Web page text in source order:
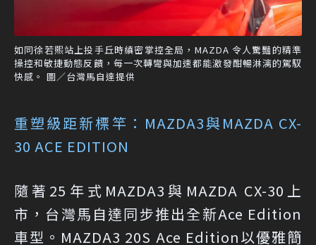
如同徐若熙站上投手丘時縝密掌控全局，MAZDA 令人驚豔的精準
操控和敏捷動態反饋，每一次轉彎與加速都能激發酣暢淋漓的駕馭
快感。 圖／台灣馬自達提供
重塑級距新標竿：MAZDA3與MAZDA CX-
30 ACE EDITION
隨著25年式MAZDA3與MAZDA CX-30上
市，台灣馬自達同步推出全新Ace Edition
車型。MAZDA3 20S Ace Edition以優雅簡